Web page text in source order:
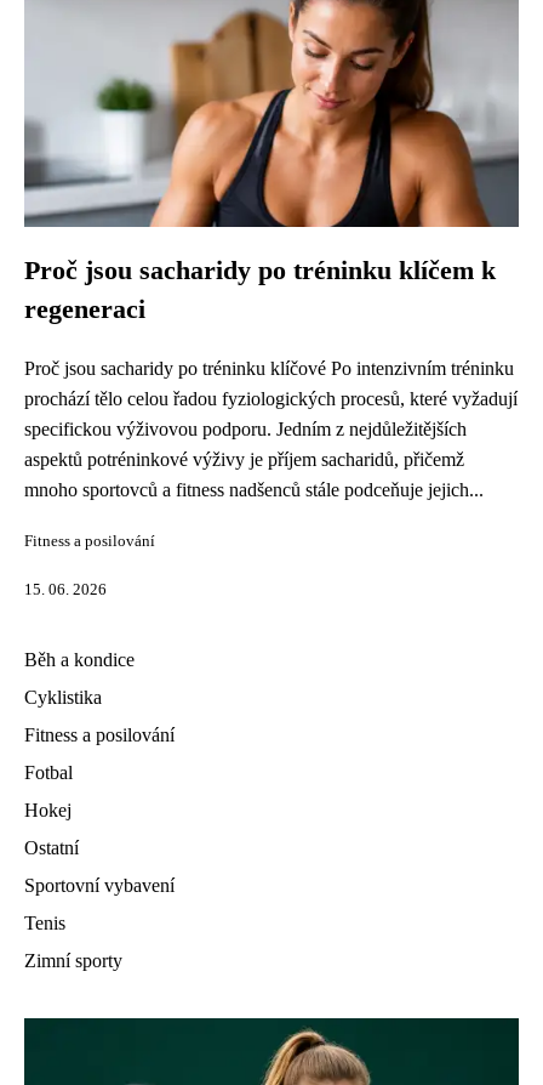
Proč jsou sacharidy po tréninku klíčem k
regeneraci
Proč jsou sacharidy po tréninku klíčové Po intenzivním tréninku
prochází tělo celou řadou fyziologických procesů, které vyžadují
specifickou výživovou podporu. Jedním z nejdůležitějších
aspektů potréninkové výživy je příjem sacharidů, přičemž
mnoho sportovců a fitness nadšenců stále podceňuje jejich...
Fitness a posilování
15. 06. 2026
Běh a kondice
Cyklistika
Fitness a posilování
Fotbal
Hokej
Ostatní
Sportovní vybavení
Tenis
Zimní sporty